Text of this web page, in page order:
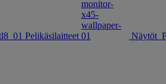
Pelikäsilaitteet Näytöt